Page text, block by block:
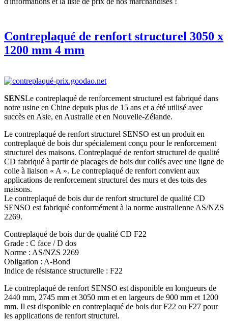
Contreplaqué de renfort structurel 3050 x
1200 mm 4 mm
SENSLe contreplaqué de renforcement structurel est fabriqué dans
notre usine en Chine depuis plus de 15 ans et a été utilisé avec
succès en Asie, en Australie et en Nouvelle-Zélande.
Le contreplaqué de renfort structurel SENSO est un produit en
contreplaqué de bois dur spécialement conçu pour le renforcement
structurel des maisons. Contreplaqué de renfort structurel de qualité
CD fabriqué à partir de placages de bois dur collés avec une ligne de
colle à liaison « A ». Le contreplaqué de renfort convient aux
applications de renforcement structurel des murs et des toits des
maisons.
Le contreplaqué de bois dur de renfort structurel de qualité CD
SENSO est fabriqué conformément à la norme australienne AS/NZS
2269.
Contreplaqué de bois dur de qualité CD F22
Grade : C face / D dos
Norme : AS/NZS 2269
Obligation : A-Bond
Indice de résistance structurelle : F22
Le contreplaqué de renfort SENSO est disponible en longueurs de
2440 mm, 2745 mm et 3050 mm et en largeurs de 900 mm et 1200
mm. Il est disponible en contreplaqué de bois dur F22 ou F27 pour
les applications de renfort structurel.